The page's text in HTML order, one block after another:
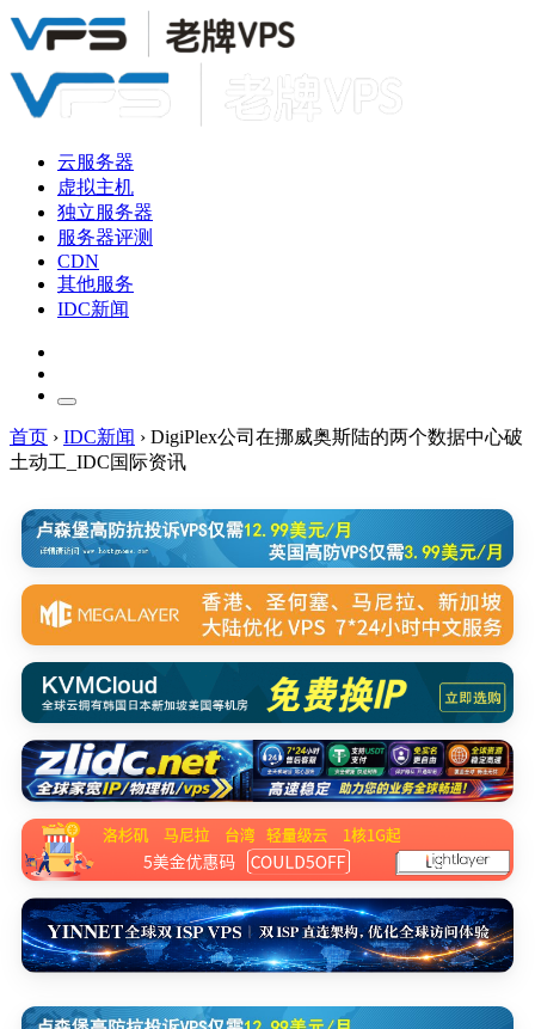
云服务器
虚拟主机
独立服务器
服务器评测
CDN
其他服务
IDC新闻
首页 › IDC新闻 › DigiPlex公司在挪威奥斯陆的两个数据中心破
土动工_IDC国际资讯